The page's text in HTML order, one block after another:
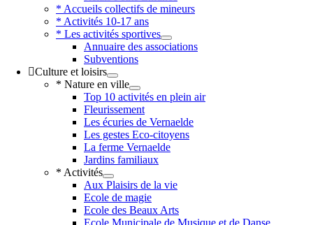
* Accueils collectifs de mineurs
* Activités 10-17 ans
* Les activités sportives
Annuaire des associations
Subventions
Culture et loisirs
* Nature en ville
Top 10 activités en plein air
Fleurissement
Les écuries de Vernaelde
Les gestes Eco-citoyens
La ferme Vernaelde
Jardins familiaux
* Activités
Aux Plaisirs de la vie
Ecole de magie
Ecole des Beaux Arts
Ecole Municipale de Musique et de Danse